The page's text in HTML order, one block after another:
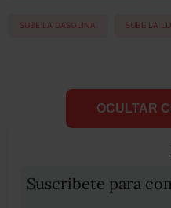
SUBE LA GASOLINA SUBE LA
OCULTAR
Suscribete para